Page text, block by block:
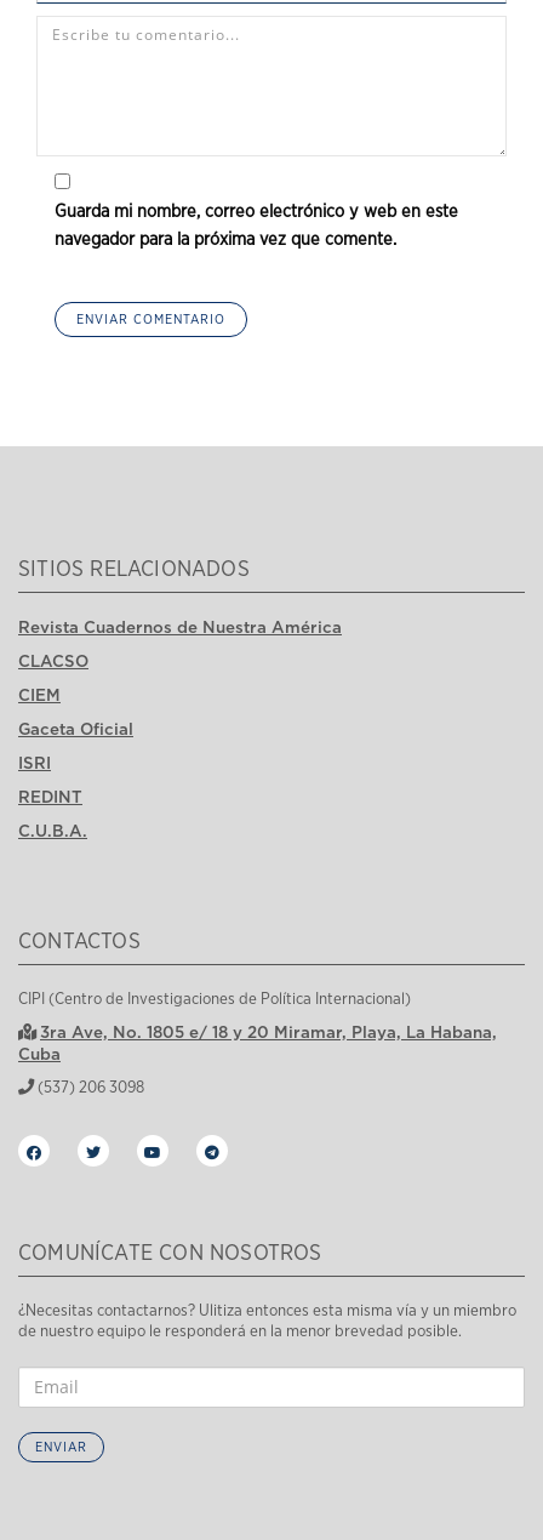
Guarda mi nombre, correo electrónico y web en este
navegador para la próxima vez que comente.
SITIOS RELACIONADOS
Revista Cuadernos de Nuestra América
CLACSO
CIEM
Gaceta Oficial
ISRI
REDINT
C.U.B.A.
CONTACTOS
CIPI (Centro de Investigaciones de Política Internacional)
3ra Ave, No. 1805 e/ 18 y 20 Miramar, Playa, La Habana,
Cuba
(537) 206 3098
COMUNÍCATE CON NOSOTROS
¿Necesitas contactarnos? Ulitiza entonces esta misma vía y un miembro
de nuestro equipo le responderá en la menor brevedad posible.
ENVIAR